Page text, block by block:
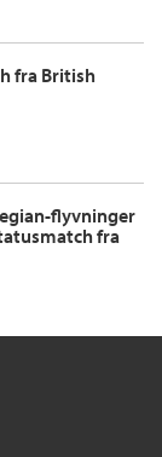
fra British
flyvninger
fra